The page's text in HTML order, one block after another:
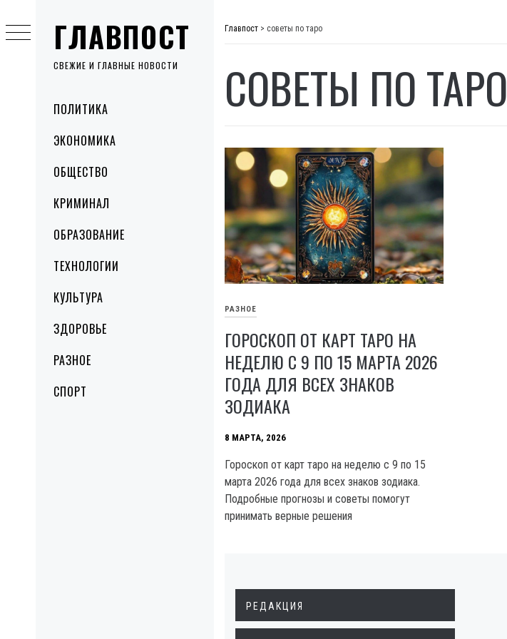
ГЛАВПОСТ
СВЕЖИЕ И ГЛАВНЫЕ НОВОСТИ
MenuПОЛИТИКА
ЭКОНОМИКА
ОБЩЕСТВО
КРИМИНАЛ
ОБРАЗОВАНИЕ
ТЕХНОЛОГИИ
КУЛЬТУРА
ЗДОРОВЬЕ
РАЗНОЕ
СПОРТ
to
content
Главпост > советы по таро
СОВЕТЫ ПО ТАРО
РАЗНОЕ
ГОРОСКОП ОТ КАРТ ТАРО НА
НЕДЕЛЮ С 9 ПО 15 МАРТА 2026
ГОДА ДЛЯ ВСЕХ ЗНАКОВ
ЗОДИАКА
8 МАРТА, 2026
Гороскоп от карт таро на неделю с 9 по 15
марта 2026 года для всех знаков зодиака.
Подробные прогнозы и советы помогут
принимать верные решения
РЕДАКЦИЯ